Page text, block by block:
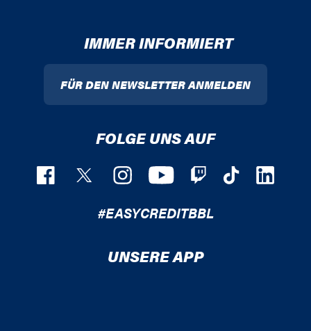
IMMER INFORMIERT
FÜR DEN NEWSLETTER ANMELDEN
FOLGE UNS AUF
#EASYCREDITBBL
UNSERE APP